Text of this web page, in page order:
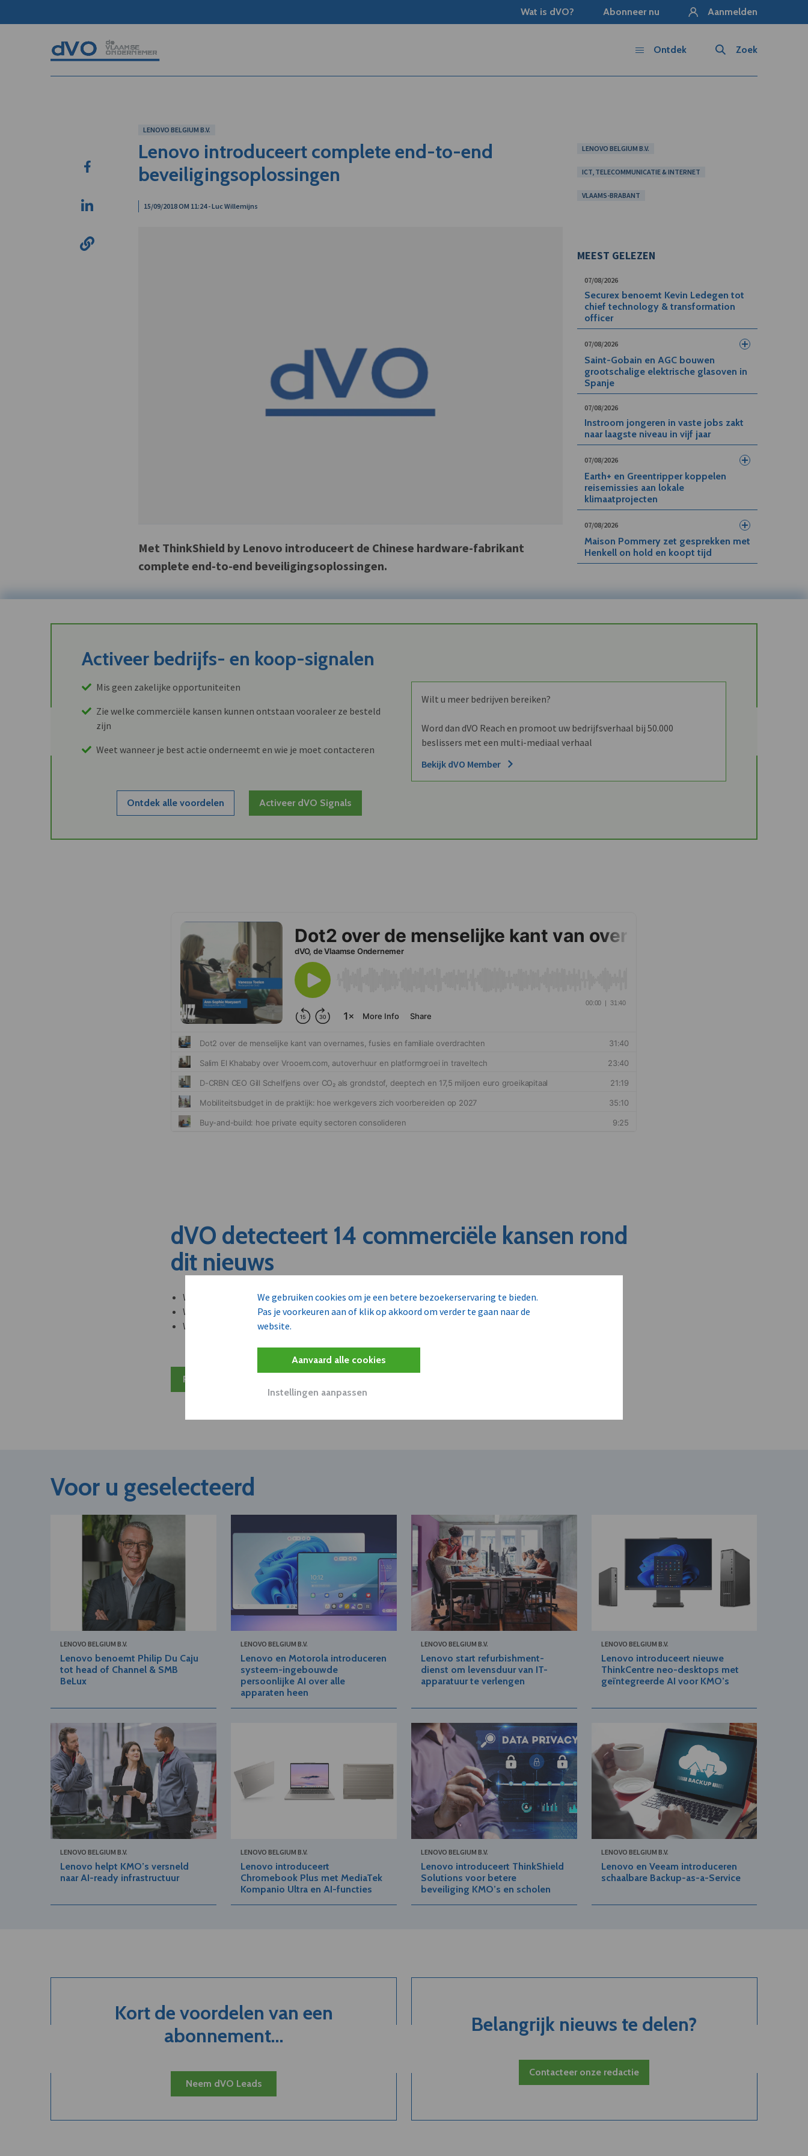
We gebruiken cookies om je een betere bezoekerservaring te bieden.
Pas je voorkeuren aan of klik op akkoord om verder te gaan naar de
website.
Aanvaard alle cookies
Instellingen aanpassen
Wat is dVO? Abonneer nu Aanmelden
Zoek
Ontdek
LENOVO BELGIUM B.V.
Lenovo introduceert complete end-to-end
beveiligingsoplossingen
15/09/2018 OM 11:24 - Luc Willemijns
Met ThinkShield by Lenovo introduceert de Chinese hardware-fabrikant
complete end-to-end beveiligingsoplossingen.
LENOVO BELGIUM B.V.
ICT, TELECOMMUNICATIE & INTERNET
VLAAMS-BRABANT
MEEST GELEZEN
07/08/2026
Securex benoemt Kevin Ledegen tot
chief technology & transformation
officer
07/08/2026
Saint-Gobain en AGC bouwen
grootschalige elektrische glasoven in
Spanje
07/08/2026
Instroom jongeren in vaste jobs zakt
naar laagste niveau in vijf jaar
07/08/2026
Earth+ en Greentripper koppelen
reisemissies aan lokale
klimaatprojecten
07/08/2026
Maison Pommery zet gesprekken met
Henkell on hold en koopt tijd
Activeer bedrijfs- en koop-signalen
Mis geen zakelijke opportuniteiten
Zie welke commerciële kansen kunnen ontstaan vooraleer ze besteld
zijn
Weet wanneer je best actie onderneemt en wie je moet contacteren
Ontdek alle voordelen Activeer dVO Signals
Wilt u meer bedrijven bereiken?
Word dan dVO Reach en promoot uw bedrijfsverhaal bij 50.000
beslissers met een multi-mediaal verhaal
Bekijk dVO Member
dVO detecteert 14 commerciële kansen rond
dit nieuws
Welke leveranciers kunnen aan dit bedrijf verkopen?
Welke bedrijven kunnen klant worden van deze onderneming?
Welke partners en adviseurs worden mogelijk relevant?
Plan 20 min inzicht
Voor u geselecteerd
LENOVO BELGIUM B.V.
Lenovo benoemt Philip Du Caju
tot head of Channel & SMB
BeLux
LENOVO BELGIUM B.V.
Lenovo en Motorola introduceren
systeem-ingebouwde
persoonlijke AI over alle
apparaten heen
LENOVO BELGIUM B.V.
Lenovo start refurbishment-
dienst om levensduur van IT-
apparatuur te verlengen
LENOVO BELGIUM B.V.
Lenovo introduceert nieuwe
ThinkCentre neo-desktops met
geïntegreerde AI voor KMO’s
LENOVO BELGIUM B.V.
Lenovo helpt KMO’s versneld
naar AI-ready infrastructuur
LENOVO BELGIUM B.V.
Lenovo introduceert
Chromebook Plus met MediaTek
Kompanio Ultra en AI-functies
LENOVO BELGIUM B.V.
Lenovo introduceert ThinkShield
Solutions voor betere
beveiliging KMO’s en scholen
LENOVO BELGIUM B.V.
Lenovo en Veeam introduceren
schaalbare Backup-as-a-Service
Kort de voordelen van een
abonnement...
Neem dVO Leads
Belangrijk nieuws te delen?
Contacteer onze redactie